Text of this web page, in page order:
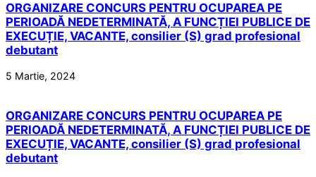
ORGANIZARE CONCURS PENTRU OCUPAREA PE
PERIOADĂ NEDETERMINATĂ, A FUNCȚIEI PUBLICE DE
EXECUȚIE, VACANTE, consilier (S) grad profesional
debutant
5 Martie, 2024
ORGANIZARE CONCURS PENTRU OCUPAREA PE
PERIOADĂ NEDETERMINATĂ, A FUNCȚIEI PUBLICE DE
EXECUȚIE, VACANTE, consilier (S) grad profesional
debutant